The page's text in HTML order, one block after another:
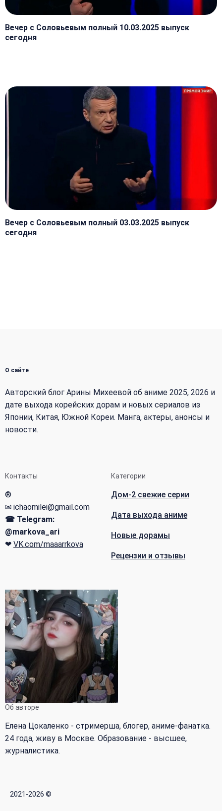
Вечер с Соловьевым полный 10.03.2025 выпуск
сегодня
Вечер с Соловьевым полный 03.03.2025 выпуск
сегодня
О сайте
Авторский блог Арины Михеевой об аниме 2025, 2026 и
дате выхода корейских дорам и новых сериалов из
Японии, Китая, Южной Кореи. Манга, актеры, анонсы и
новости.
Контакты
®
✉ ichaomilei@gmail.com
☎ Telegram:
@markova_ari
❤ VK.com/maaarrkova
Категории
Дом-2 свежие серии
Дата выхода аниме
Новые дорамы
Рецензии и отзывы
Об авторе
Елена Цокаленко - стримерша, блогер, аниме-фанатка.
24 года, живу в Москве. Образование - высшее,
журналистика.
2021-2026 ©